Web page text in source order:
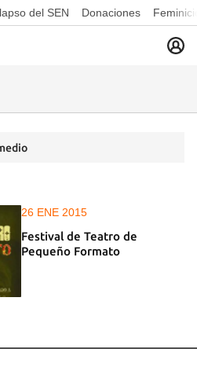
del SEN Donaciones
26 ENE 2015
Festival de Teatro de
Pequeño Formato